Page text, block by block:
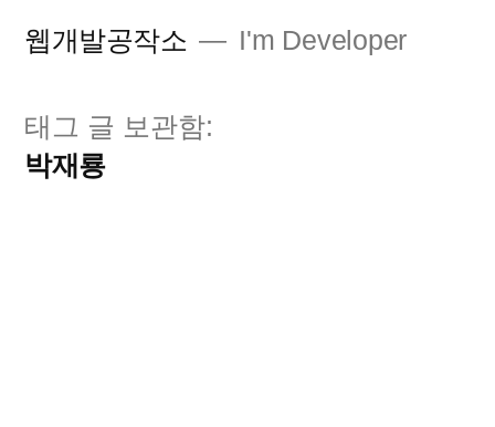
웹개발공작소 I'm Developer
태그 글 보관함:
박재룡